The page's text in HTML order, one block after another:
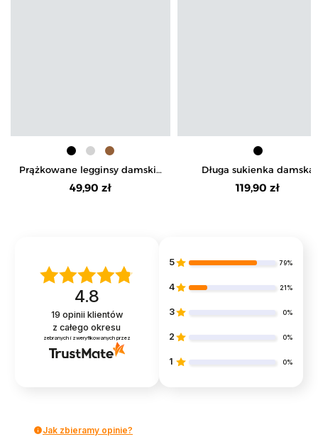
Prążkowane legginsy damskie
z wysokim stanem ocieplane
49,90 zł
Długa sukienka damska
dopasowana z
119,90 zł
4.8
19 opinii klientów
z całego okresu
zebranych i zweryfikowanych przez
5 79%
4 21%
3 0%
2 0%
1 0%
Jak zbieramy opinie?